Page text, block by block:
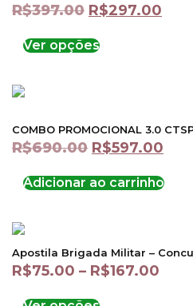
R$397.00 R$297.00
Ver opções
COMBO PROMOCIONAL 3.0
R$690.00 R$597.00
Adicionar ao carrinho
Apostila Brigada Militar –
R$75.00 – R$167.00